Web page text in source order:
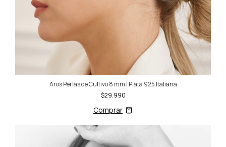
Aros Perlas de Cultivo 8 mm | Plata 925 Italiana
$29.990